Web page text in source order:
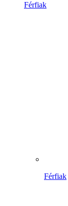
Férfiak
Férfiak